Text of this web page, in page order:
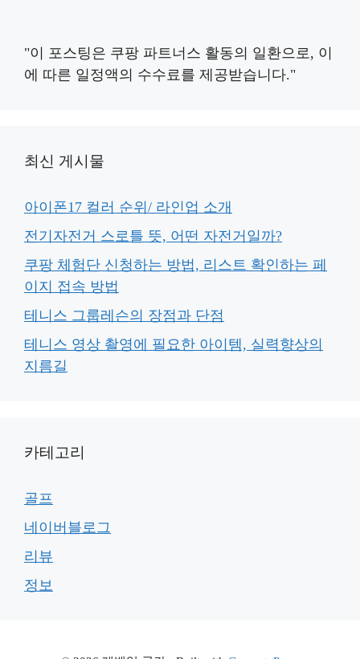
"이 포스팅은 쿠팡 파트너스 활동의 일환으로, 이
에 따른 일정액의 수수료를 제공받습니다."
최신 게시물
아이폰17 컬러 순위/ 라인업 소개
전기자전거 스로틀 뜻, 어떤 자전거일까?
쿠팡 체험단 신청하는 방법, 리스트 확인하는 페
이지 접속 방법
테니스 그룹레슨의 장점과 단점
테니스 영상 촬영에 필요한 아이템, 실력향상의
지름길
카테고리
골프
네이버블로그
리뷰
정보